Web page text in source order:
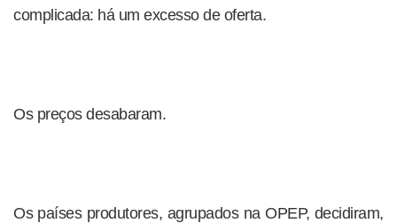
complicada: há um excesso de oferta.
Os preços desabaram.
Os países produtores, agrupados na OPEP, decidiram,